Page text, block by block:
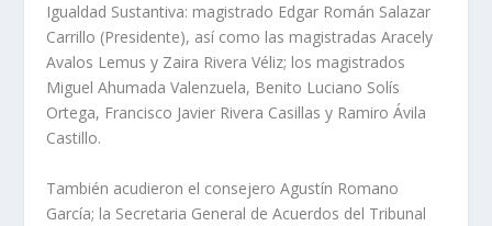
Igualdad Sustantiva: magistrado Edgar Román Salazar
Carrillo (Presidente), así como las magistradas Aracely
Avalos Lemus y Zaira Rivera Véliz; los magistrados
Miguel Ahumada Valenzuela, Benito Luciano Solís
Ortega, Francisco Javier Rivera Casillas y Ramiro Ávila
Castillo.
También acudieron el consejero Agustín Romano
García; la Secretaria General de Acuerdos del Tribunal